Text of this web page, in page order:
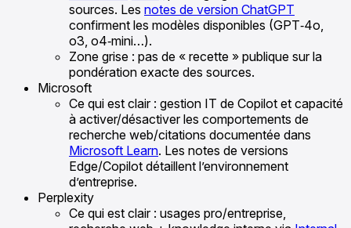
sources. Les notes de version ChatGPT
confirment les modèles disponibles (GPT‑4o,
o3, o4‑mini…).
Zone grise : pas de « recette » publique sur la
pondération exacte des sources.
Microsoft
Ce qui est clair : gestion IT de Copilot et capacité
à activer/désactiver les comportements de
recherche web/citations documentée dans
Microsoft Learn. Les notes de versions
Edge/Copilot détaillent l’environnement
d’entreprise.
Perplexity
Ce qui est clair : usages pro/entreprise,